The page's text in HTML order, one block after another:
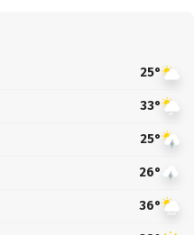
25°
33°
25°
26°
36°